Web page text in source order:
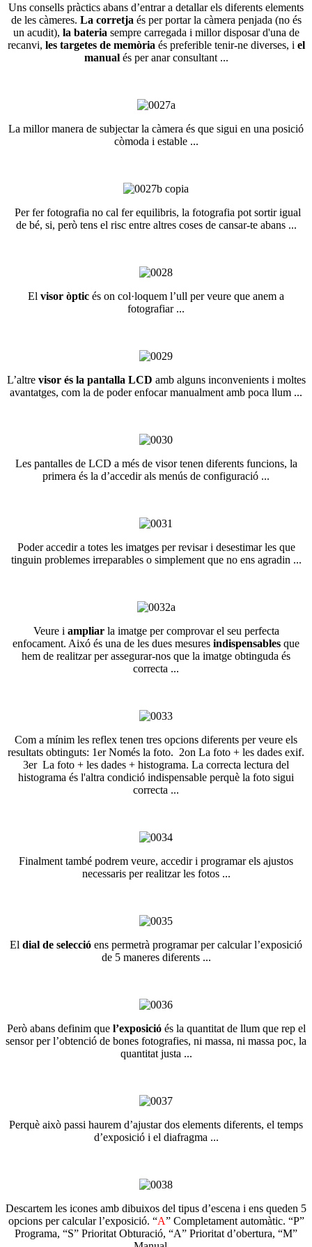
Uns consells pràctics abans d’entrar a detallar els diferents elements
de les càmeres. La corretja és per portar la càmera penjada (no és
un acudit), la bateria sempre carregada i millor disposar d'una de
recanvi, les targetes de memòria és preferible tenir-ne diverses, i el
manualés per anar consultant ...
La millor manera de subjectar la càmera és que sigui en una posició
còmoda i estable ...
Per fer fotografia no cal fer equilibris, la fotografia pot sortir igual
de bé, si, però tens el risc entre altres coses de cansar-te abans ...
El visor òptic és on col·loquem l’ull per veure que anem a
fotografiar ...
L’altre visor és la pantalla LCD amb alguns inconvenients i moltes
avantatges, com la de poder enfocar manualment amb poca llum ...
Les pantalles de LCD a més de visor tenen diferents funcions, la
primera és la d’accedir als menús de configuració ...
Poder accedir a totes les imatges per revisar i desestimar les que
tinguin problemes irreparables o simplement que no ens agradin ...
Veure i ampliarla imatge per comprovar el seu perfecta
enfocament. Aixó és una de les dues mesures indispensables que
hem de realitzar per assegurar-nos que la imatge obtinguda és
correcta ...
Com a mínim les reflex tenen tres opcions diferents per veure els
resultats obtinguts: 1er Només la foto. 2on La foto + les dades exif.
3er La foto + les dades + histograma. La correcta lectura del
histograma és l'altra condició indispensable perquè la foto sigui
correcta ...
Finalment també podrem veure, accedir i programar els ajustos
necessaris per realitzar les fotos ...
El dial de selecció ens permetrà programar per calcular l’exposició
de 5 maneres diferents ...
Però abans definim quel’exposicióés la quantitat de llum que rep el
sensor per l’obtenció de bones fotografies, ni massa, ni massa poc, la
quantitat justa ...
Perquè això passi haurem d’ajustar dos elements diferents, el temps
d’exposició i el diafragma ...
Descartem les icones amb dibuixos del tipus d’escena i ens queden 5
opcions per calcular l’exposició. “A” Completament automàtic. “P”
Programa, “S” Prioritat Obturació, “A” Prioritat d’obertura, “M”